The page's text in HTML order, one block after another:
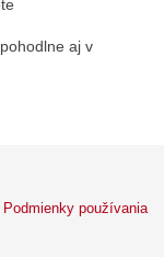
aj v
Podmienky používania